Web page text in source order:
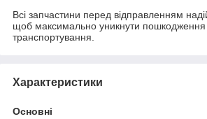
Всі запчастини перед відправленням
щоб максимально уникнути пошкодження
транспортування.
Характеристики
Основні